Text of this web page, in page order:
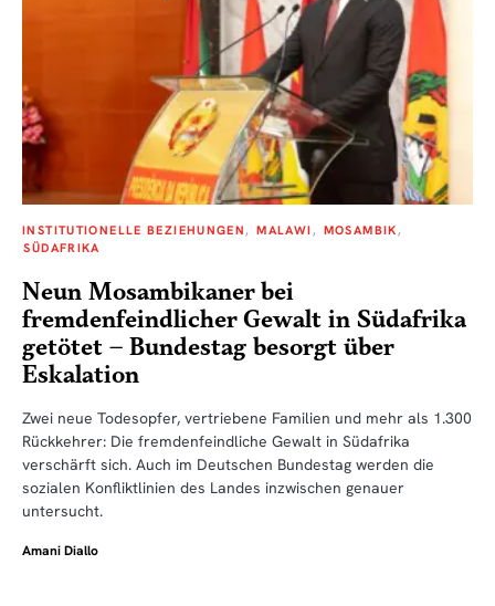
INSTITUTIONELLE BEZIEHUNGEN MALAWI
MOSAMBIK
SÜDAFRIKA
Neun Mosambikaner bei
fremdenfeindlicher Gewalt in Südafrika
getötet – Bundestag besorgt über
Eskalation
Zwei neue Todesopfer, vertriebene Familien und mehr als 1.300
Rückkehrer: Die fremdenfeindliche Gewalt in Südafrika
verschärft sich. Auch im Deutschen Bundestag werden die
sozialen Konfliktlinien des Landes inzwischen genauer
untersucht.
Amani Diallo